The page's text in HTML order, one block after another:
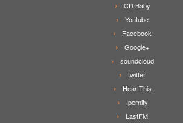
CD Baby
Youtube
Facebook
Google+
soundcloud
twitter
HeartThis
Ipernity
LastFM